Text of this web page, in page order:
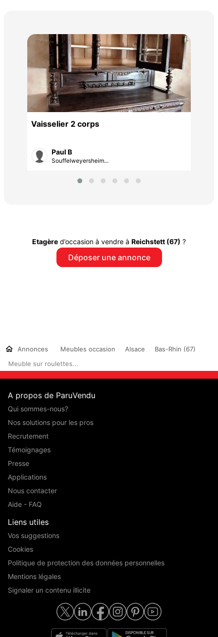
Vaisselier 2 corps
Paul B
Souffelweyersheim...
Etagère d’occasion à vendre à Reichstett (67) ?
Déposer une annonce
Annonces Meubles occasion Alsace
Bas-Rhin (67)
Meuble sur roulettes...
A propos de ParuVendu
Qui sommes-nous?
Nos solutions pour les pros
Recrutement
Témoignages
Presse
Applications
Nous contacter
Aide - FAQ
Liens utiles
Vos suggestions
Cookies
Politique de protection des données personnelles
Mentions légales
Signaler un contenu illicite